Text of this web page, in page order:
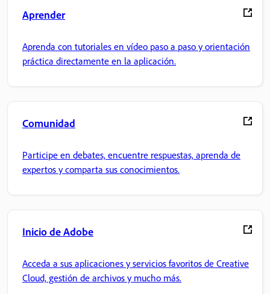
Aprender
Aprenda con tutoriales en vídeo paso a paso y orientación
práctica directamente en la aplicación.
Comunidad
Participe en debates, encuentre respuestas, aprenda de
expertos y comparta sus conocimientos.
Inicio de Adobe
Acceda a sus aplicaciones y servicios favoritos de Creative
Cloud, gestión de archivos y mucho más.